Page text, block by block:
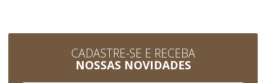
CADASTRE-SE E RECEBA
NOSSAS NOVIDADES